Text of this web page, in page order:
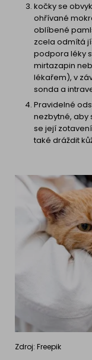
kočky se
ohřívané
oblíbené
zcela odmítá
podpora léky
mirtazapin
lékařem), v
sonda a
Pravidelné
nezbytné, aby
se její
také dráždit
Zdroj: Freepik